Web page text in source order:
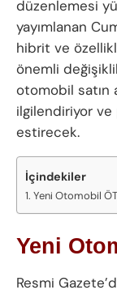
düzenlemesi
yayımlanan
hibrit ve
önemli
otomobil satın
ilgilendiriyor ve
estirecek.
İçindekiler
Yeni Otomobil
Yeni
Resmi